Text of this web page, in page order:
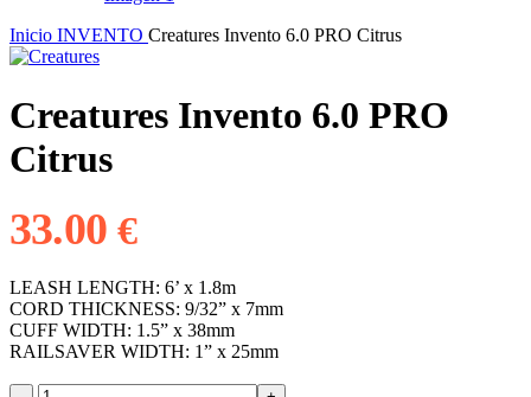
Inicio INVENTO Creatures Invento 6.0 PRO Citrus
Creatures Invento 6.0 PRO
Citrus
33.00€
LEASH LENGTH: 6’ x 1.8m
CORD THICKNESS: 9/32” x 7mm
CUFF WIDTH: 1.5” x 38mm
RAILSAVER WIDTH: 1” x 25mm